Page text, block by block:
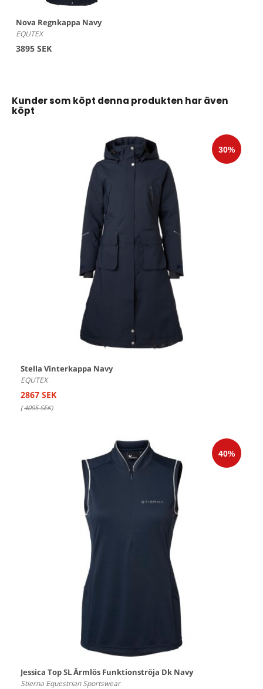
Nova Regnkappa Navy
EQUTEX
3895 SEK
Kunder som köpt denna produkten har även
köpt
Stella Vinterkappa Navy
EQUTEX
2867 SEK
(4095 SEK)
Jessica Top SL Ärmlös Funktionströja Dk Navy
Stierna Equestrian Sportswear